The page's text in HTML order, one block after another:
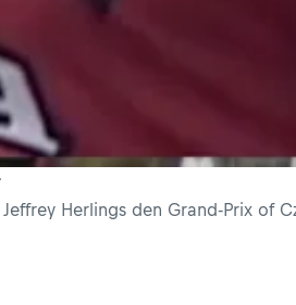
Herlings den Grand-Prix of